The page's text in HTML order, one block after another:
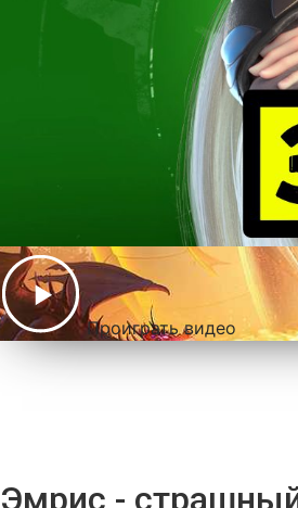
Проиграть видео
Эмрис -